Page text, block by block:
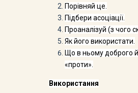
Порівняй це.
Підбери асоціації.
Проаналізуй (з чого
Як його використати.
Що в ньому доброго й
«проти».
Використання